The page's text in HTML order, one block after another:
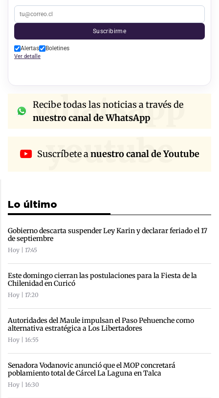
Suscribirme
Alertas Boletines
Ver detalle
whatsapp
Recibe todas las noticias a través de
nuestro canal de WhatsApp
youtube
Suscríbete anuestro canal de Youtube
Lo último
Gobierno descarta suspender Ley Karin y declarar feriado el 17
de septiembre
Hoy | 17:45
Este domingo cierran las postulaciones para la Fiesta de la
Chilenidad en Curicó
Hoy | 17:20
Autoridades del Maule impulsan el Paso Pehuenche como
alternativa estratégica a Los Libertadores
Hoy | 16:55
Senadora Vodanovic anunció que el MOP concretará
poblamiento total de Cárcel La Laguna en Talca
Hoy | 16:30